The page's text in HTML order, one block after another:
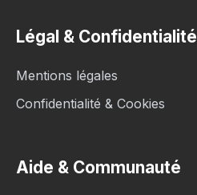
Légal & Confidentialité
Mentions légales
Confidentialité & Cookies
Aide & Communauté